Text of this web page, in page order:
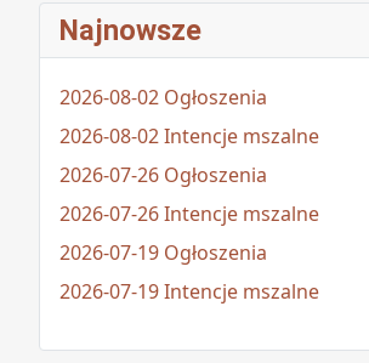
Najnowsze
2026-08-02 Ogłoszenia
2026-08-02 Intencje mszalne
2026-07-26 Ogłoszenia
2026-07-26 Intencje mszalne
2026-07-19 Ogłoszenia
2026-07-19 Intencje mszalne